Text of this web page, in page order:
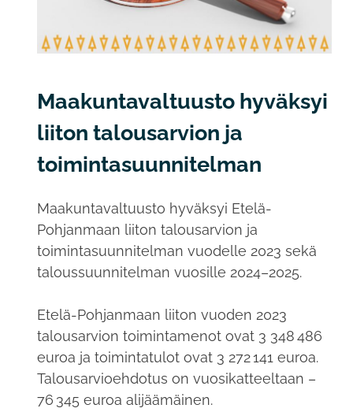
Maakuntavaltuusto hyväksyi
liiton talousarvion ja
toimintasuunnitelman
Maakuntavaltuusto hyväksyi Etelä-
Pohjanmaan liiton talousarvion ja
toimintasuunnitelman vuodelle 2023 sekä
taloussuunnitelman vuosille 2024–2025.
Etelä-Pohjanmaan liiton vuoden 2023
talousarvion toimintamenot ovat 3 348 486
euroa ja toimintatulot ovat 3 272 141 euroa.
Talousarvioehdotus on vuosikatteeltaan –
76 345 euroa alijäämäinen.